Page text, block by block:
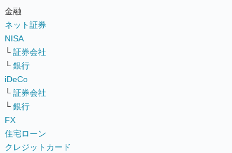
金融
ネット証券
NISA
└ 証券会社
└ 銀行
iDeCo
└ 証券会社
└ 銀行
FX
住宅ローン
クレジットカード